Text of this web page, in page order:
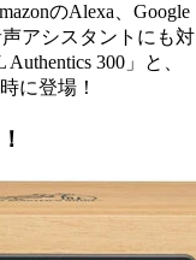
のAlexa、Google
アシスタントにも対
300」と、
に登場！